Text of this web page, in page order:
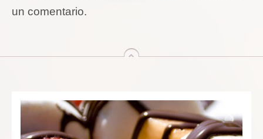
un comentario.
arriba